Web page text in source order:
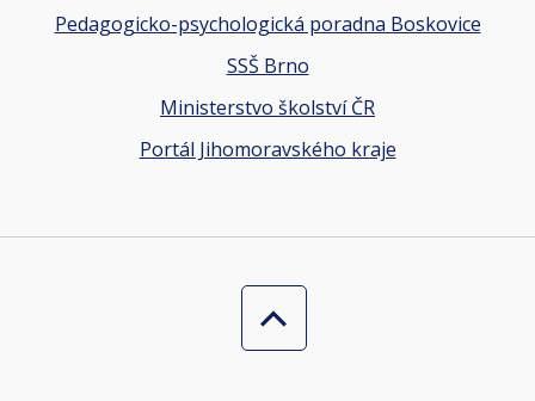
Pedagogicko-psychologická poradna Boskovice
SSŠ Brno
Ministerstvo školství ČR
Portál Jihomoravského kraje